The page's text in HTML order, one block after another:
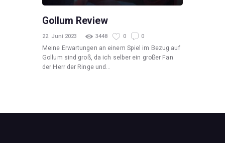
Gollum Review
22. Juni 2023 3448 0 0
Meine Erwartungen an einem Spiel im Bezug auf
Gollum sind groß, da ich selber ein großer Fan
der Herr der Ringe und…